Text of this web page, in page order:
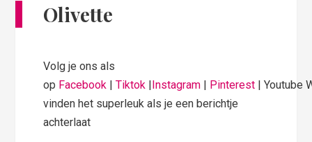
Olivette
Volg je ons als
op Facebook |Tiktok |Instagram | Pinterest | Youtube
vinden het superleuk als je een berichtje
achterlaat